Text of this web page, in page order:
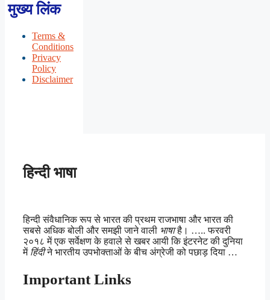
मुख्य लिंक
Terms &
Conditions
Privacy
Policy
Disclaimer
हिन्दी भाषा
हिन्दी संवैधानिक रूप से भारत की प्रथम राजभाषा और भारत की
सबसे अधिक बोली और समझी जाने वाली भाषाहै। ….. फरवरी
२०१८ में एक सर्वेक्षण के हवाले से खबर आयी कि इंटरनेट की दुनिया
में हिंदीने भारतीय उपभोक्ताओं के बीच अंग्रेजी को पछाड़ दिया …
Important Links